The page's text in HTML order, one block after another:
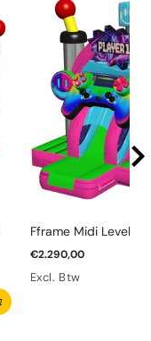
Fframe Midi Level
€2.290,00
Excl. Btw